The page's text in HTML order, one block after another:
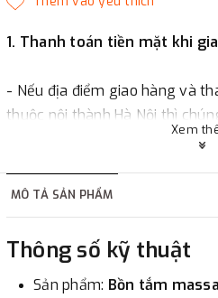
1. Thanh toán tiền mặt khi
- Nếu địa điểm giao hàng và
thuộc nội thành Hà Nội thì
hàng hoặc khách hàng đặt
2. Thanh toán trực tiếp tại :
- Showroom Thanh Hương
phường Cát Linh, quận Đống Đa,
Xem
MÔ TẢ SẢN PHẨM
Thông số kỹ thuật
Sản phẩm: Bồn tắm